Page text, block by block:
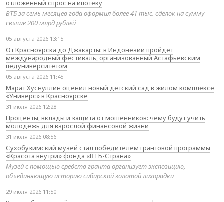
отложенный спрос на ипотеку
ВТБ за семь месяцев года оформил более 41 тыс. сделок на сумму
свыше 200 млрд рублей
05 августа 2026 13:15
От Красноярска до Джакарты: в Индонезии пройдёт
международный фестиваль, организованный Астафьевским
педуниверситетом
05 августа 2026 11:45
Марат Хуснуллин оценил новый детский сад в жилом комплексе
«Универс» в Красноярске
31 июля 2026 12:28
Проценты, вклады и защита от мошенников: чему будут учить
молодёжь для взрослой финансовой жизни
31 июля 2026 08:56
Сухобузимский музей стал победителем грантовой программы
«Красота внутри» фонда «ВТБ-Страна»
Музей с помощью средств гранта организует экспозицию,
объединяющую историю сибирской золотой лихорадки
29 июля 2026 11:50